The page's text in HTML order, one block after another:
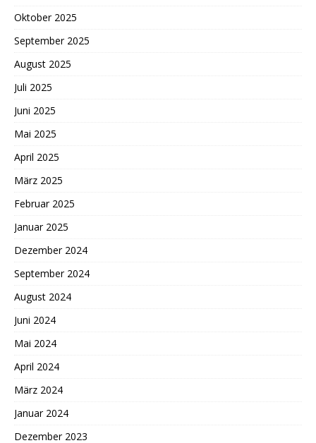
Oktober 2025
September 2025
August 2025
Juli 2025
Juni 2025
Mai 2025
April 2025
März 2025
Februar 2025
Januar 2025
Dezember 2024
September 2024
August 2024
Juni 2024
Mai 2024
April 2024
März 2024
Januar 2024
Dezember 2023